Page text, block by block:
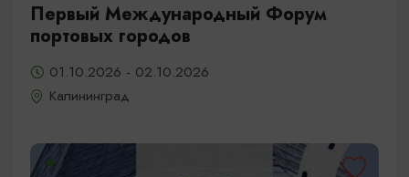
Первый Международный Форум
портовых городов
01.10.2026 - 02.10.2026
Калининград